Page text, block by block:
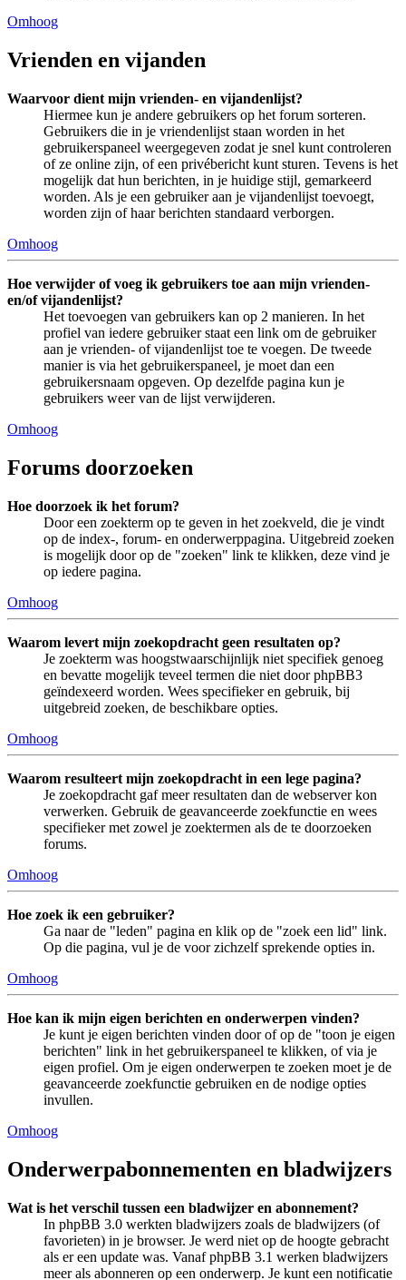
Omhoog
Vrienden en vijanden
Waarvoor dient mijn vrienden- en vijandenlijst?
Hiermee kun je andere gebruikers op het forum sorteren.
Gebruikers die in je vriendenlijst staan worden in het
gebruikerspaneel weergegeven zodat je snel kunt controleren
of ze online zijn, of een privébericht kunt sturen. Tevens is het
mogelijk dat hun berichten, in je huidige stijl, gemarkeerd
worden. Als je een gebruiker aan je vijandenlijst toevoegt,
worden zijn of haar berichten standaard verborgen.
Omhoog
Hoe verwijder of voeg ik gebruikers toe aan mijn vrienden-
en/of vijandenlijst?
Het toevoegen van gebruikers kan op 2 manieren. In het
profiel van iedere gebruiker staat een link om de gebruiker
aan je vrienden- of vijandenlijst toe te voegen. De tweede
manier is via het gebruikerspaneel, je moet dan een
gebruikersnaam opgeven. Op dezelfde pagina kun je
gebruikers weer van de lijst verwijderen.
Omhoog
Forums doorzoeken
Hoe doorzoek ik het forum?
Door een zoekterm op te geven in het zoekveld, die je vindt
op de index-, forum- en onderwerppagina. Uitgebreid zoeken
is mogelijk door op de "zoeken" link te klikken, deze vind je
op iedere pagina.
Omhoog
Waarom levert mijn zoekopdracht geen resultaten op?
Je zoekterm was hoogstwaarschijnlijk niet specifiek genoeg
en bevatte mogelijk teveel termen die niet door phpBB3
geïndexeerd worden. Wees specifieker en gebruik, bij
uitgebreid zoeken, de beschikbare opties.
Omhoog
Waarom resulteert mijn zoekopdracht in een lege pagina?
Je zoekopdracht gaf meer resultaten dan de webserver kon
verwerken. Gebruik de geavanceerde zoekfunctie en wees
specifieker met zowel je zoektermen als de te doorzoeken
forums.
Omhoog
Hoe zoek ik een gebruiker?
Ga naar de "leden" pagina en klik op de "zoek een lid" link.
Op die pagina, vul je de voor zichzelf sprekende opties in.
Omhoog
Hoe kan ik mijn eigen berichten en onderwerpen vinden?
Je kunt je eigen berichten vinden door of op de "toon je eigen
berichten" link in het gebruikerspaneel te klikken, of via je
eigen profiel. Om je eigen onderwerpen te zoeken moet je de
geavanceerde zoekfunctie gebruiken en de nodige opties
invullen.
Omhoog
Onderwerpabonnementen en bladwijzers
Wat is het verschil tussen een bladwijzer en abonnement?
In phpBB 3.0 werkten bladwijzers zoals de bladwijzers (of
favorieten) in je browser. Je werd niet op de hoogte gebracht
als er een update was. Vanaf phpBB 3.1 werken bladwijzers
meer als abonneren op een onderwerp. Je kunt een notificatie